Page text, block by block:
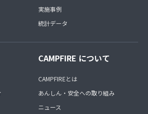
実施事例
統計データ
CAMPFIRE について
CAMPFIREとは
あんしん・安全への取り組み
ニュース